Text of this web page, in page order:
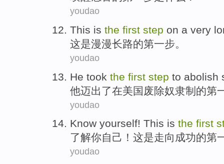
youdao
This is the first step on a very
这是漫漫长路的第一步。
youdao
He took the first step to abolish
他迈出了在美国 废除奴隶制 的第
youdao
Know yourself! This is the first
了解你自己 ！ 这是走向 成功的第
youdao